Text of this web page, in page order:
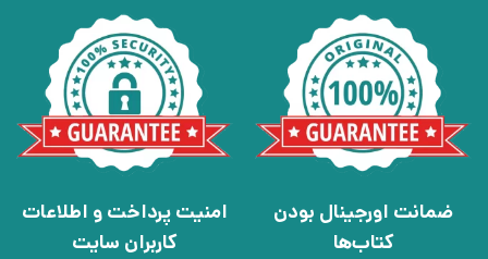
ضمانت اورجینال بودن
کتاب‌ها
امنیت پرداخت و اطلاعات
کاربران سایت